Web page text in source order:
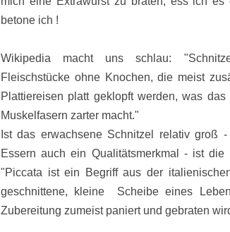
betone ich !
Wikipedia macht uns schlau:
Fleischstücke ohne Knochen, die meist
Plattiereisen platt geklopft werden, was
Muskelfasern zarter macht."
Ist das erwachsene Schnitzel relativ groß
Essern auch ein Qualitätsmerkmal - ist
"Piccata ist ein Begriff aus der
geschnittene, kleine Scheibe eines
Zubereitung zumeist paniert und gebraten